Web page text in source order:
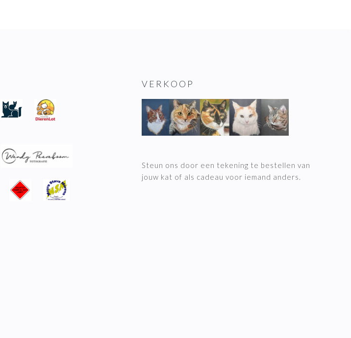
VERKOOP
Steun ons door een tekening te bestellen van
jouw kat of als cadeau voor iemand anders.